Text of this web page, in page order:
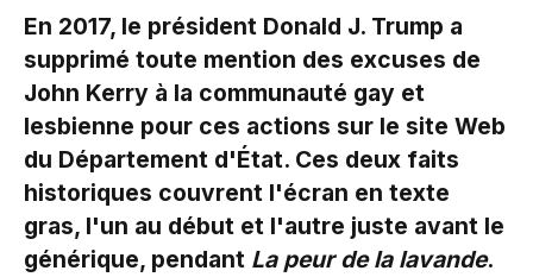
En 2017, le président Donald J. Trump a
supprimé toute mention des excuses de
John Kerry à la communauté gay et
lesbienne pour ces actions sur le site Web
du Département d'État. Ces deux faits
historiques couvrent l'écran en texte
gras, l'un au début et l'autre juste avant le
générique, pendant La peur de la lavande.